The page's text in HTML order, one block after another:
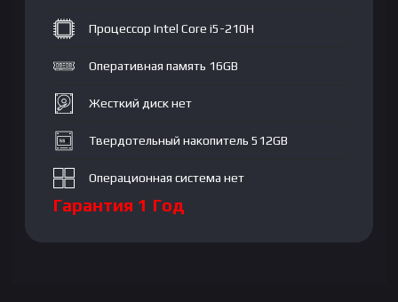
(1920x1080)
Intel
UHD
Graphics|
keyboard
mouse|
RU|
Процессор Intel Core i5-210H
Оперативная память 16GB
Жесткий диск нет
Твердотельный накопитель 512GB
Операционная система нет
Гарантия 1 Год